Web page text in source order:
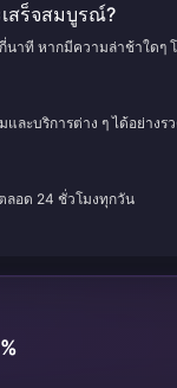
สร็จสมบูรณ์?
าที หากมีความล่าช้าใดๆ
ละบริการต่าง ๆ ได้อย่างร
ลอด 24 ชั่วโมงทุกวัน